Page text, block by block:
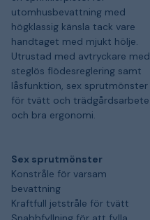
utomhusbevattning med
högklassig känsla tack vare
handtaget med mjukt hölje.
Utrustad med avtryckare med
steglös flödesreglering samt
låsfunktion, sex sprutmönster
för tvätt och trädgårdsarbete
och bra ergonomi.
Sex sprutmönster
Konstråle för varsam
bevattning
Kraftfull jetstråle för tvätt